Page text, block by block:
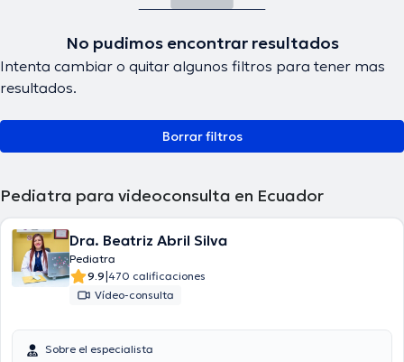
No pudimos encontrar resultados
Intenta cambiar o quitar algunos filtros para tener mas
resultados.
Borrar filtros
Pediatra para videoconsulta en Ecuador
Dra. Beatriz Abril Silva
Pediatra
9.9|470 calificaciones
Vídeo-consulta
Sobre el especialista